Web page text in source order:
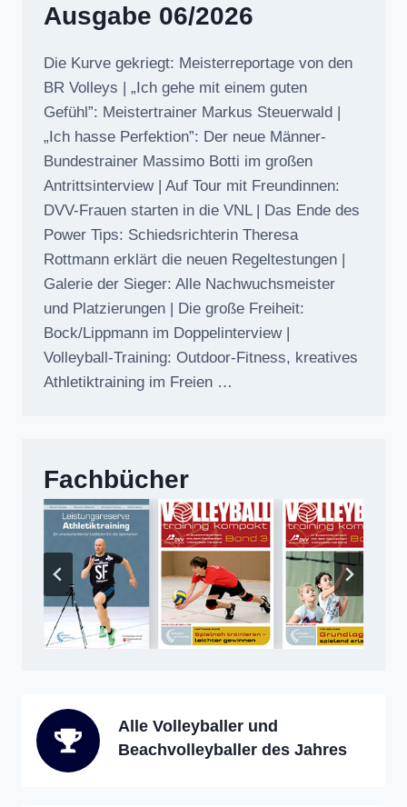
Ausgabe 06/2026
Die Kurve gekriegt: Meisterreportage von den
BR Volleys | „Ich gehe mit einem guten
Gefühl”: Meistertrainer Markus Steuerwald |
„Ich hasse Perfektion”: Der neue Männer-
Bundestrainer Massimo Botti im großen
Antrittsinterview | Auf Tour mit Freundinnen:
DVV-Frauen starten in die VNL | Das Ende des
Power Tips: Schiedsrichterin Theresa
Rottmann erklärt die neuen Regeltestungen |
Galerie der Sieger: Alle Nachwuchsmeister
und Platzierungen | Die große Freiheit:
Bock/Lippmann im Doppelinterview |
Volleyball-Training: Outdoor-Fitness, kreatives
Athletiktraining im Freien …
Fachbücher
Alle Volleyballer und
Beachvolleyballer des Jahres